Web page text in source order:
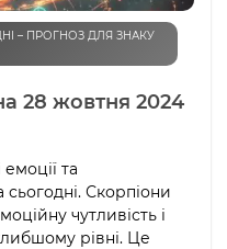
– ПРОГНОЗ ДЛЯ ЗНАКУ
28 жовтня 2024
та
сьогодні. Скорпіони
чутливість і
рівні. Це